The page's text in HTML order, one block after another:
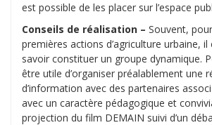
est possible de les placer sur l’espace
Conseils de réalisation – Souvent,
premières actions d’agriculture urbaine,
savoir constituer un groupe dynamique.
être utile d’organiser préalablement une
d’information avec des partenaires
avec un caractère pédagogique et
projection du film DEMAIN suivi d’un